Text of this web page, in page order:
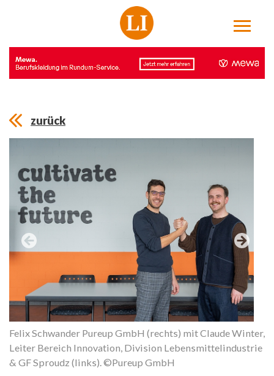
zurück
Felix Schwander Pureup GmbH (rechts) mit Claude Winter,
Leiter Bereich Innovation, Division Lebensmittelindustrie
& GF Sproudz (links). ©Pureup GmbH